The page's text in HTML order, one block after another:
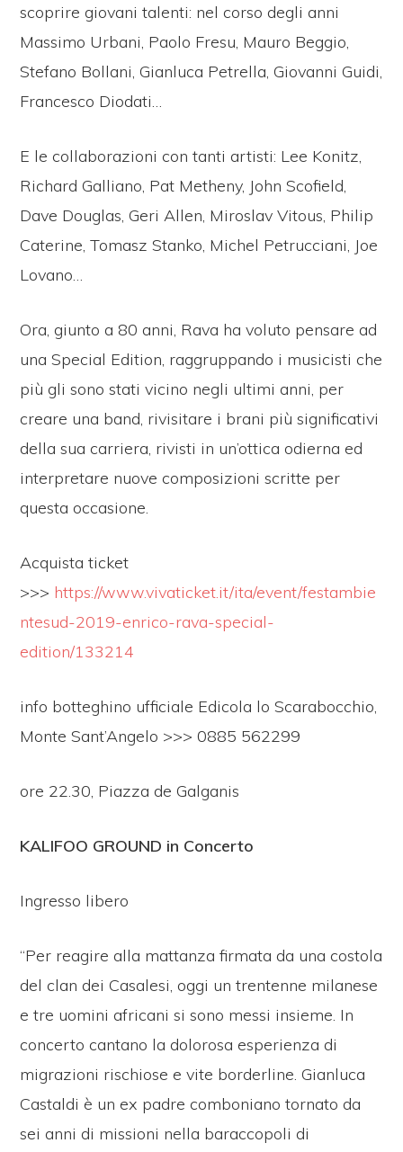
scoprire giovani talenti: nel corso degli anni
Massimo Urbani, Paolo Fresu, Mauro Beggio,
Stefano Bollani, Gianluca Petrella, Giovanni Guidi,
Francesco Diodati…
E le collaborazioni con tanti artisti: Lee Konitz,
Richard Galliano, Pat Metheny, John Scofield,
Dave Douglas, Geri Allen, Miroslav Vitous, Philip
Caterine, Tomasz Stanko, Michel Petrucciani, Joe
Lovano…
Ora, giunto a 80 anni, Rava ha voluto pensare ad
una Special Edition, raggruppando i musicisti che
più gli sono stati vicino negli ultimi anni, per
creare una band, rivisitare i brani più significativi
della sua carriera, rivisti in un’ottica odierna ed
interpretare nuove composizioni scritte per
questa occasione.
Acquista ticket
>>> https://www.vivaticket.it/ita/event/festambie
ntesud-2019-enrico-rava-special-
edition/133214
info botteghino ufficiale Edicola lo Scarabocchio,
Monte Sant’Angelo >>> 0885 562299
ore 22.30, Piazza de Galganis
KALIFOO GROUND in Concerto
Ingresso libero
“Per reagire alla mattanza firmata da una costola
del clan dei Casalesi, oggi un trentenne milanese
e tre uomini africani si sono messi insieme. In
concerto cantano la dolorosa esperienza di
migrazioni rischiose e vite borderline. Gianluca
Castaldi è un ex padre comboniano tornato da
sei anni di missioni nella baraccopoli di